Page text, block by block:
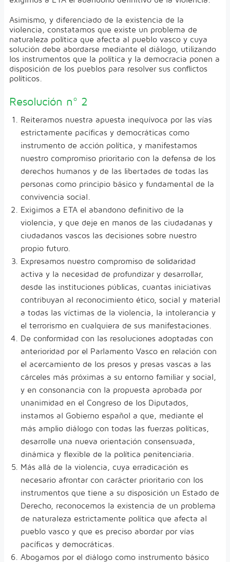
Asimismo, y diferenciado de la existencia de la
violencia, constatamos que existe un problema de
naturaleza política que afecta al pueblo vasco y cuya
solución debe abordarse mediante el diálogo, utilizando
los instrumentos que la política y la democracia ponen a
disposición de los pueblos para resolver sus conflictos
políticos.
Resolución nº 2
Reiteramos nuestra apuesta inequívoca por las vías
estrictamente pacíficas y democráticas como
instrumento de acción política, y manifestamos
nuestro compromiso prioritario con la defensa de los
derechos humanos y de las libertades de todas las
personas como principio básico y fundamental de la
convivencia social.
Exigimos a ETA el abandono definitivo de la
violencia, y que deje en manos de las ciudadanas y
ciudadanos vascos las decisiones sobre nuestro
propio futuro.
Expresamos nuestro compromiso de solidaridad
activa y la necesidad de profundizar y desarrollar,
desde las instituciones públicas, cuantas iniciativas
contribuyan al reconocimiento ético, social y material
a todas las víctimas de la violencia, la intolerancia y
el terrorismo en cualquiera de sus manifestaciones.
De conformidad con las resoluciones adoptadas con
anterioridad por el Parlamento Vasco en relación con
el acercamiento de los presos y presas vascas a las
cárceles más próximas a su entorno familiar y social,
y en consonancia con la propuesta aprobada por
unanimidad en el Congreso de los Diputados,
instamos al Gobierno español a que, mediante el
más amplio diálogo con todas las fuerzas políticas,
desarrolle una nueva orientación consensuada,
dinámica y flexible de la política penitenciaria.
Más allá de la violencia, cuya erradicación es
necesario afrontar con carácter prioritario con los
instrumentos que tiene a su disposición un Estado de
Derecho, reconocemos la existencia de un problema
de naturaleza estrictamente política que afecta al
pueblo vasco y que es preciso abordar por vías
pacíficas y democráticas.
Abogamos por el diálogo como instrumento básico